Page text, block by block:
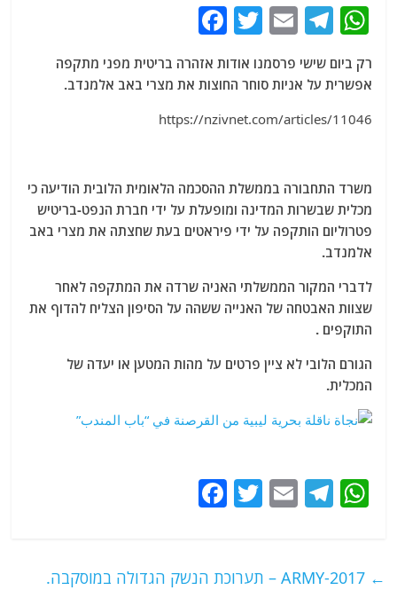
W
at
s
A
p
T
e
g
ra
E
ai
T
itt
er
c
e
b
o
k
רק ביום שישי פרסמנו אודות אזהרה בריטית מפני מתקפה
אפשרית על אניות סוחר החוצות את מצרי באב אלמנדב.
https://nzivnet.com/articles/11046
משרד התחבורה בממשלת ההסכמה הלאומית הלובית הודיעה כי
מכלית שבשרות המדינה ומופעלת על ידי חברת הנפט-בריטיש
פטרוליום הותקפה על ידי פיראטים בעת שחצתה את מצרי באב
אלמנדב.
לדברי המקור הממשלתי האניה שרדה את המתקפה לאחר
שצוות האבטחה של האנייה ששהה על הסיפון הצליח להדוף את
התוקפים .
הגורם הלובי לא ציין פרטים על מהות המטען או יעדה של
המכלית.
W
s
T
g
E
l
T
er
e ← ARMY-2017 – תערוכת הנשק הגדולה במוסקבה.